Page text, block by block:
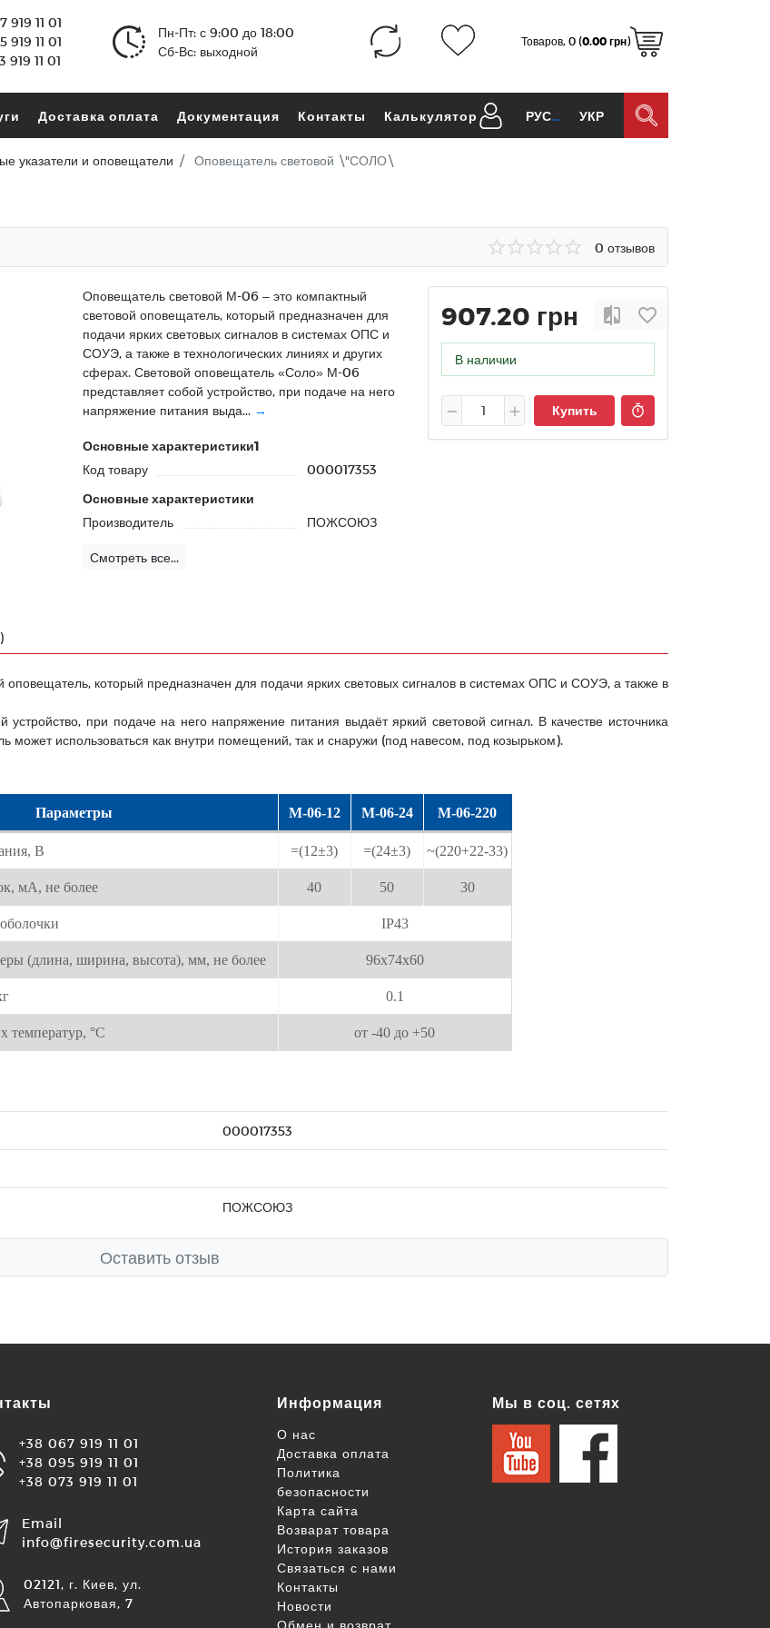
919 11 01
919 11 01
919 11 01
Пн-Пт: с 9:00 до 18:00
Сб-Вс: выходной
Товаров, 0 (0.00 грн)
Доставка оплата Документация Контакты Калькулятор РУС УКР
указатели и оповещатели Оповещатель световой \"СОЛО\
0 отзывов
907.20 грн
В наличии
Купить
Оповещатель световой М-06 – это компактный
световой оповещатель, который предназначен для
подачи ярких световых сигналов в системах ОПС и
СОУЭ, а также в технологических линиях и других
сферах. Световой оповещатель «Соло» М-06
представляет собой устройство, при подаче на него
напряжение питания выда... →
Основные характеристики1
Код товару
000017353
Основные характеристики
Производитель
ПОЖСОЮЗ
Смотреть все...
оповещатель, который предназначен для подачи ярких световых сигналов в системах ОПС и СОУЭ, а также в
при подаче на него напряжение питания выдаёт яркий световой сигнал. В качестве источника
может использоваться как внутри помещений, так и снаружи (под навесом, под козырьком).
Параметры М-06-12 М-06-24 М-06-220
В =(12±3) =(24±3) ~(220+22-33)
мА, не более 40 50 30
IP43
(длина, ширина, высота), мм, не более 96х74х60
0.1
температур, °С от -40 до +50
000017353
ПОЖСОЮЗ
Оставить отзыв
+38 067 919 11 01
+38 095 919 11 01
+38 073 919 11 01
Email
info@firesecurity.com.ua
02121, г. Киев, ул.
Автопарковая, 7
Информация
О нас
Доставка оплата
Политика
безопасности
Карта сайта
Возварат товара
История заказов
Связаться с нами
Контакты
Новости
Обмен и возврат
Мы в соц. сетях